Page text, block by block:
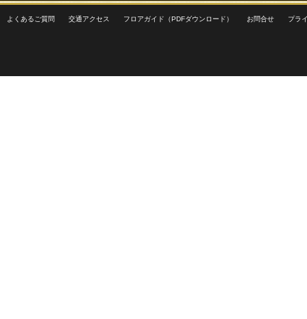
よくあるご質問 交通アクセス フロアガイド（PDFダウンロード） お問合せ プラ